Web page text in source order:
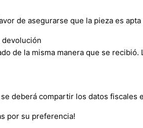
de asegurarse que la pieza es
de la misma manera que se
deberá compartir los datos
por su preferencia!